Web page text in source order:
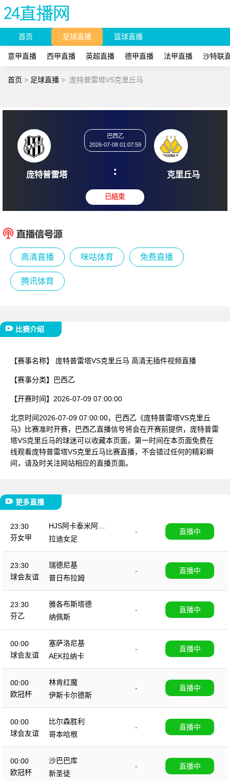
首页 足球直播 篮球直播
意甲直播 西甲直播 英超直播 德甲直播 法甲直播 沙特联
首页 > 足球直播 > 庞特普雷塔VS克里丘马
庞特普雷塔
2026-07-08 01:07:59
: 克里
高清直播 咪咕体育 免费直播
腾讯体育
比赛介绍
【赛事名称】 庞特普雷塔VS克里丘马 高清无插件视频直播
【赛事分类】 巴西乙
【开赛时间】 2026-07-09 07:00:00
北京时间2026-07-09 07:00:00，巴西乙《庞特普雷塔VS克里丘
马》比赛准时开赛，巴西乙直播信号将会在开赛前提供，庞特普雷
塔VS克里丘马的球迷可以收藏本页面，第一时间在本页面免费在
线观看庞特普雷塔VS克里丘马比赛直播，不会错过任何的精彩瞬
间，请及时关注网站相应的直播页面。
更多直播
23:30
芬女甲
HJS阿卡泰米阿女
足
-
拉迪女足
直播中
23:30
球会友谊
瑞德尼基
-
普日布拉姆
直播中
23:30
芬乙
雅各布斯塔德
-
纳佩斯
直播中
00:00
球会友谊
塞萨洛尼基
-
AEK拉纳卡
直播中
00:00
欧冠杯
林肯红魔
-
伊斯卡尔德斯
直播中
00:00
球会友谊
比尔森胜利
-
哥本哈根
直播中
00:00
欧冠杯
沙巴巴库
-
新圣徒
直播中